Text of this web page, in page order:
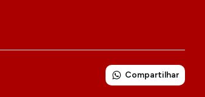
Compartilhar